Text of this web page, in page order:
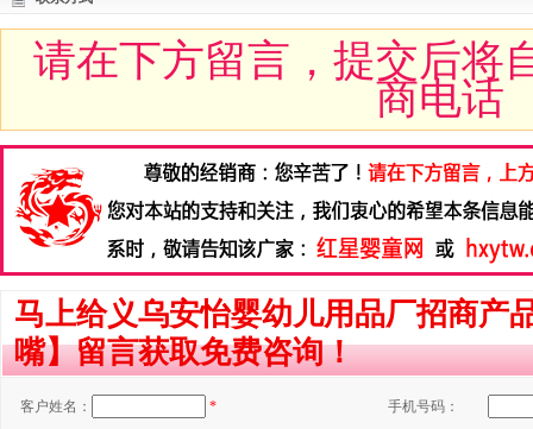
请在下方留言，提交后将
商电话
马上给义乌安怡婴幼儿用品厂招商产
嘴】留言获取免费咨询！
客户姓名： * 手机号码：